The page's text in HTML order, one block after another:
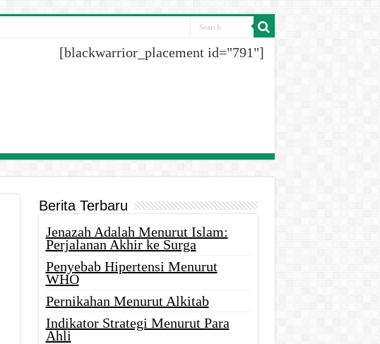
[blackwarrior_placement id="791"]
Berita Terbaru
Jenazah Adalah Menurut Islam:
Perjalanan Akhir ke Surga
Penyebab Hipertensi Menurut
WHO
Pernikahan Menurut Alkitab
Indikator Strategi Menurut Para
Ahli